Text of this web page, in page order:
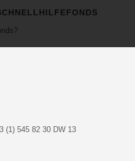
(1) 545 82 30 DW 13